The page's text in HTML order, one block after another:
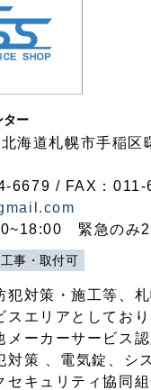
ター
海道札幌市手稲区
6679 / FAX：
緊急のみ
工事・取付可
犯対策・施工等、
スエリアとしており
メーカーサービス
対策 、電気錠、シ
セキュリティ協同